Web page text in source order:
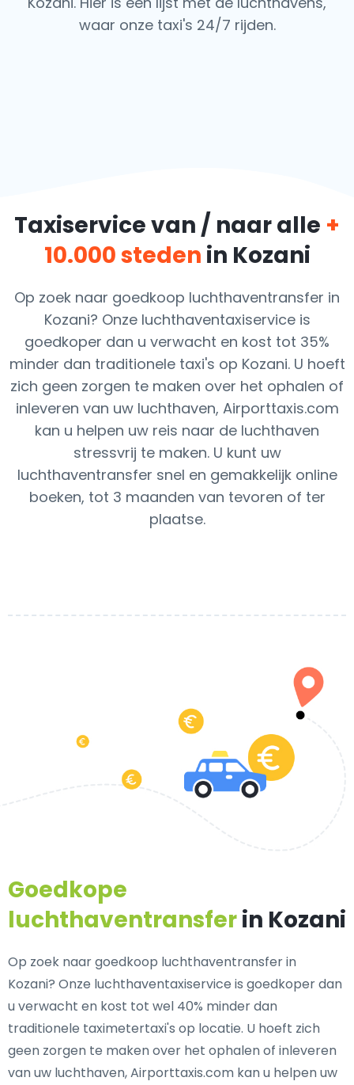
waar onze taxi's 24/7 rijden.
Taxiservice van / naar alle +
10.000 steden in Kozani
Op zoek naar goedkoop luchthaventransfer in
Kozani? Onze luchthaventaxiservice is
goedkoper dan u verwacht en kost tot 35%
minder dan traditionele taxi's op Kozani. U hoeft
zich geen zorgen te maken over het ophalen of
inleveren van uw luchthaven, Airporttaxis.com
kan u helpen uw reis naar de luchthaven
stressvrij te maken. U kunt uw
luchthaventransfer snel en gemakkelijk online
boeken, tot 3 maanden van tevoren of ter
plaatse.
Goedkope
luchthaventransferin Kozani
Op zoek naar goedkoop luchthaventransfer in
Kozani? Onze luchthaventaxiservice is goedkoper dan
u verwacht en kost tot wel 40% minder dan
traditionele taximetertaxi's op locatie. U hoeft zich
geen zorgen te maken over het ophalen of inleveren
van uw luchthaven, Airporttaxis.com kan u helpen uw